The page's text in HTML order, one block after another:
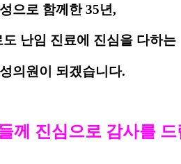
으로 함께한 35년,
난임 진료에 진심을 다하는
의원이 되겠습니다.
께 진심으로 감사를 드